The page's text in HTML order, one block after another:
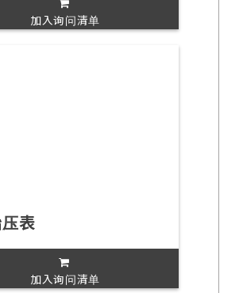
加入询问清单
表
加入询问清单